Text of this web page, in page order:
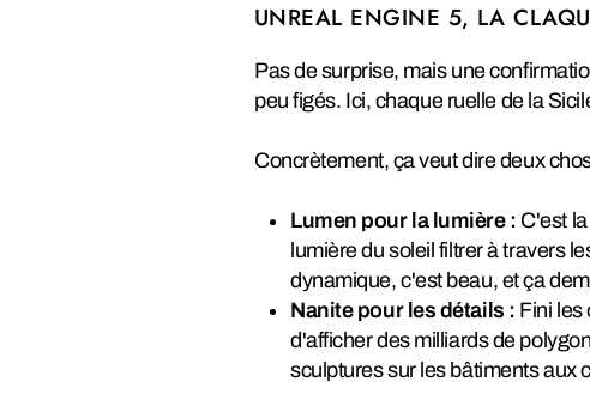
UNREAL ENGINE 5, LA
Pas de surprise, mais une
peu figés. Ici, chaque ruelle de la
Concrètement, ça veut dire deux
Lumen pour la lumière : C'est
lumière du soleil filtrer à travers
dynamique, c'est beau, et ça
Nanite pour les détails : Fini les
d'afficher des milliards de
sculptures sur les bâtiments aux